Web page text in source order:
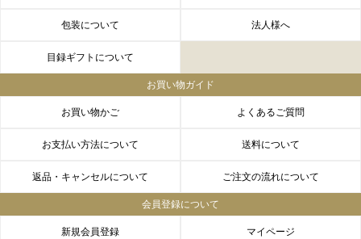
包装について 法人様へ
目録ギフトについて
お買い物ガイド
お買い物かご よくあるご質問
お支払い方法について 送料について
返品・キャンセルについて ご注文の流れについて
会員登録について
新規会員登録 マイページ